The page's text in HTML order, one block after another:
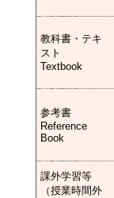
教科書・テキ
スト
Textbook
参考書
Reference
Book
課外学習等
（授業時間外